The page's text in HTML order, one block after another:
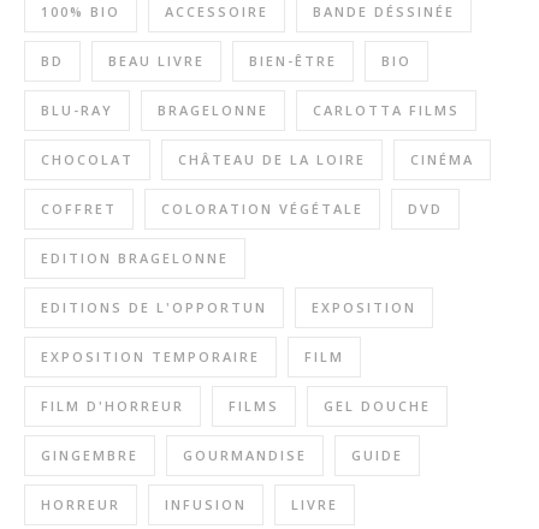
100% BIO ACCESSOIRE BANDE DÉSSINÉE
BD BEAU LIVRE BIEN-ÊTRE BIO
BLU-RAY BRAGELONNE CARLOTTA FILMS
CHOCOLAT CHÂTEAU DE LA LOIRE CINÉMA
COFFRET COLORATION VÉGÉTALE DVD
EDITION BRAGELONNE
EDITIONS DE L'OPPORTUN EXPOSITION
EXPOSITION TEMPORAIRE FILM
FILM D'HORREUR FILMS GEL DOUCHE
GINGEMBRE GOURMANDISE GUIDE
HORREUR INFUSION LIVRE